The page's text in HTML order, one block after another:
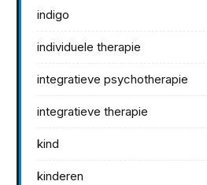
indigo
individuele therapie
integratieve psychotherapie
integratieve therapie
kind
kinderen